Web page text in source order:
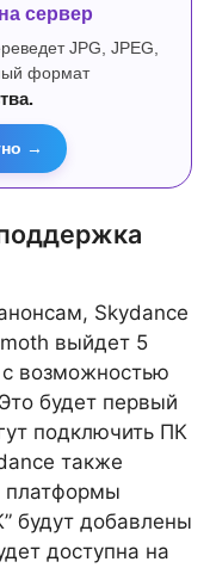
сервер
JPG, JPEG,
формат
→
Skydance
выйдет 5
возможностью
будет первый
подключить ПК
также
платформы
будут добавлены
доступна на